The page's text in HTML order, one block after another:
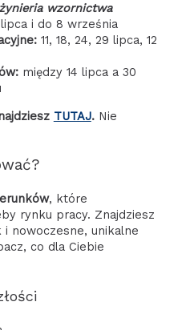
wzornictwa
i do 8 września
11, 18, 24, 29 lipca, 12
między 14 lipca a 30
TUTAJ.Nie
, które
rynku pracy. Znajdziesz
nowoczesne, unikalne
co dla Ciebie